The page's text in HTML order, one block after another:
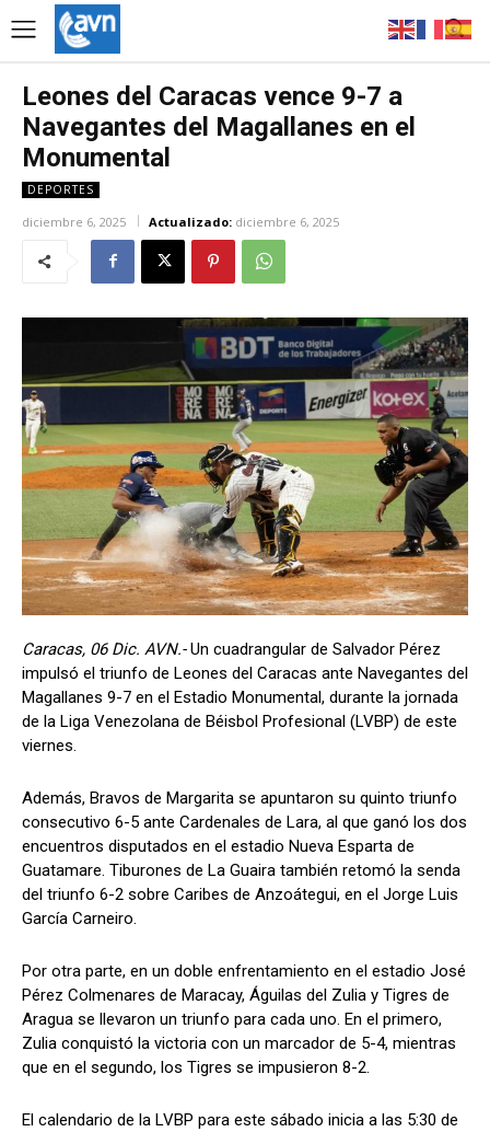
Leones del Caracas vence 9-7 a
Navegantes del Magallanes en el
Monumental
DEPORTES
diciembre 6, 2025 Actualizado: diciembre 6, 2025
Caracas, 06 Dic. AVN.-Un cuadrangular de Salvador Pérez
impulsó el triunfo de Leones del Caracas ante Navegantes del
Magallanes 9-7 en el Estadio Monumental, durante la jornada
de la Liga Venezolana de Béisbol Profesional (LVBP) de este
viernes.
Además, Bravos de Margarita se apuntaron su quinto triunfo
consecutivo 6-5 ante Cardenales de Lara, al que ganó los dos
encuentros disputados en el estadio Nueva Esparta de
Guatamare. Tiburones de La Guaira también retomó la senda
del triunfo 6-2 sobre Caribes de Anzoátegui, en el Jorge Luis
García Carneiro.
Por otra parte, en un doble enfrentamiento en el estadio José
Pérez Colmenares de Maracay, Águilas del Zulia y Tigres de
Aragua se llevaron un triunfo para cada uno. En el primero,
Zulia conquistó la victoria con un marcador de 5-4, mientras
que en el segundo, los Tigres se impusieron 8-2.
El calendario de la LVBP para este sábado inicia a las 5:30 de